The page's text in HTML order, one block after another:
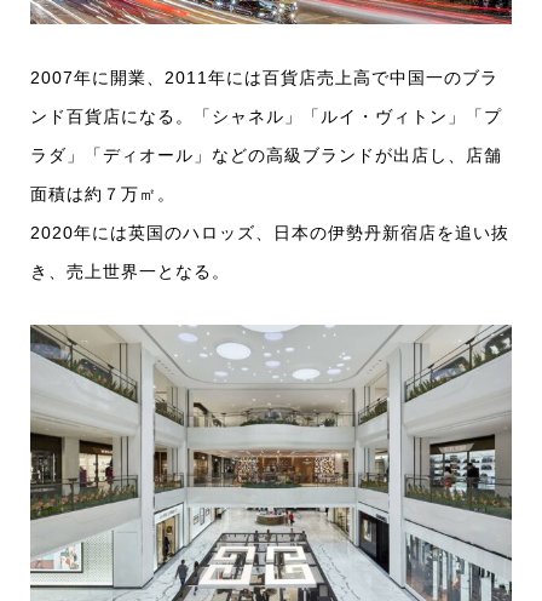
2007年に開業、2011年には百貨店売上高で中国一のブラ
ンド百貨店になる。「シャネル」「ルイ・ヴィトン」「プ
ラダ」「ディオール」などの高級ブランドが出店し、店舗
面積は約７万㎡。
2020年には英国のハロッズ、日本の伊勢丹新宿店を追い抜
き、売上世界一となる。